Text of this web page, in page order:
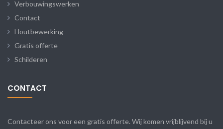
Verbouwingswerken
Contact
Houtbewerking
Gratis offerte
Schilderen
CONTACT
Contacteer ons voor een gratis offerte. Wij komen vrijblijvend bij u